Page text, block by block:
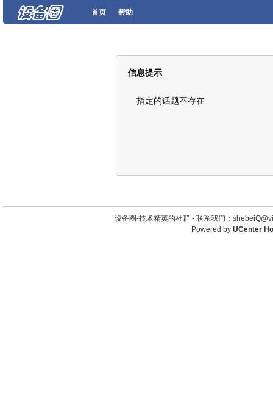
首页 帮助
信息提示
指定的话题不存在
设备圈-技术精英的社群 - 联系我们：
Powered by UCenter